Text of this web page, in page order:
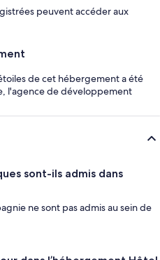
peuvent accéder aux
de cet hébergement a été
l'agence de développement
sont-ils admis dans
ne sont pas admis au sein de